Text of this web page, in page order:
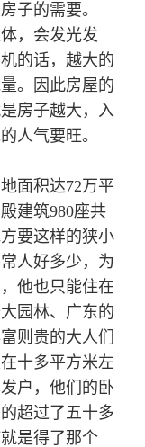
子的需要。
，会发光发
的话，越大的
。因此房屋的
房子越大，入
人气要旺。
面积达72万平
建筑980座共
要这样的狭小
人好多少，为
他也只能住在
园林、广东的
则贵的大人们
十多平方米左
户，他们的卧
超过了五十多
是得了那个